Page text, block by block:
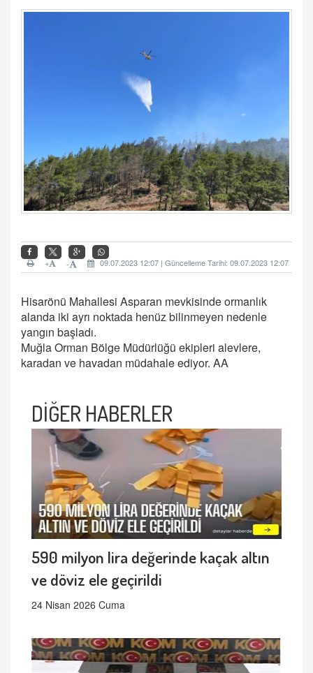
09.07.2023 12:07 | Güncelleme Tarihi: 09.07.2023 12:07
-
+
Hisarönü Mahallesi Asparan mevkisinde ormanlık
alanda iki ayrı noktada henüz bilinmeyen nedenle
yangın başladı.
Muğla Orman Bölge Müdürlüğü ekipleri alevlere,
karadan ve havadan müdahale ediyor. AA
DİĞER HABERLER
590 milyon lira değerinde kaçak altın
ve döviz ele geçirildi
24 Nisan 2026 Cuma